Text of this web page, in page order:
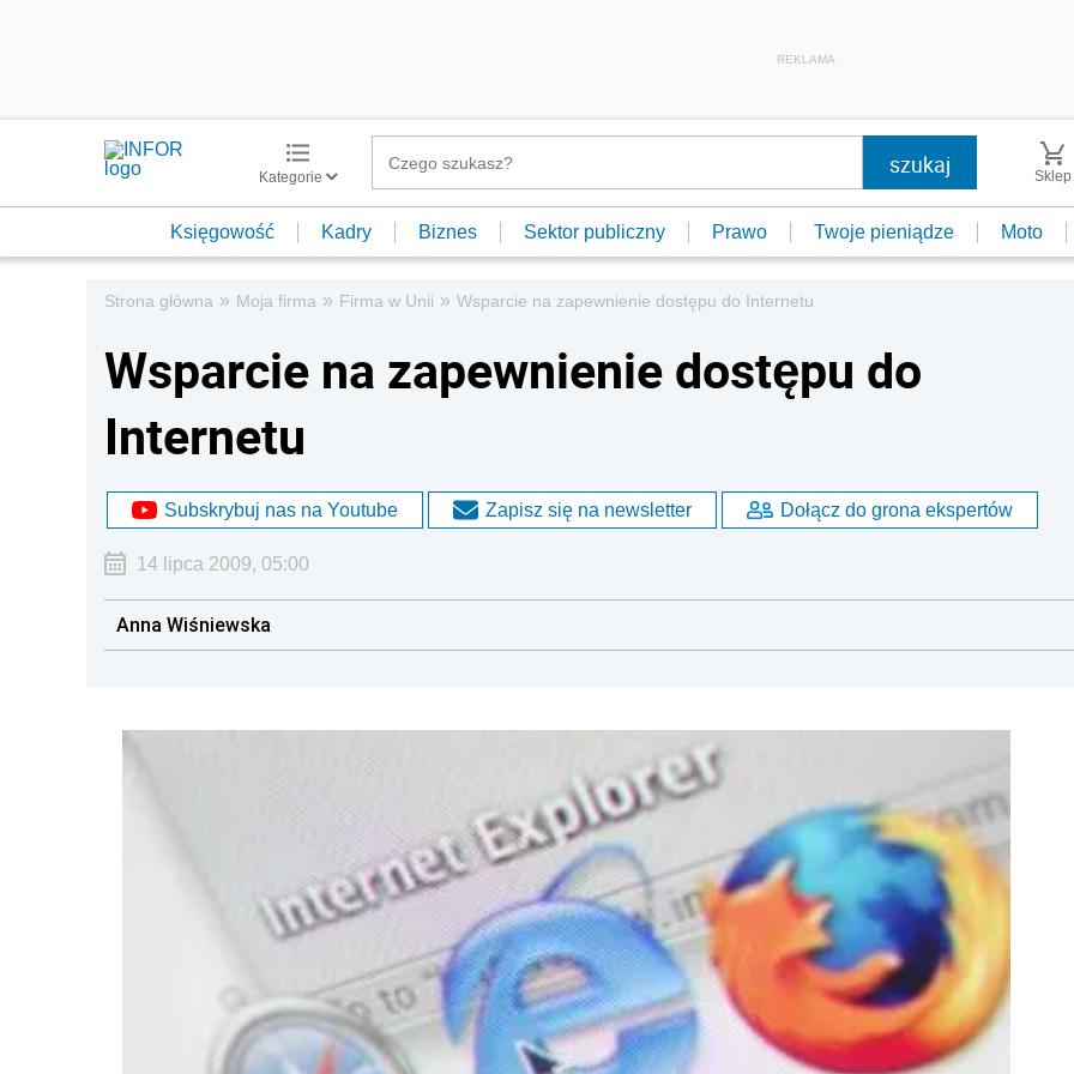
REKLAMA
Kategorie Sklep
Księgowość Kadry Biznes Sektor publiczny Prawo Twoje pieniądze Moto
Strona główna » Moja firma » Firma w Unii » Wsparcie na zapewnienie dostępu do Internetu
Wsparcie na zapewnienie dostępu do
Internetu
Subskrybuj nas na Youtube Zapisz się na newsletter Dołącz do grona ekspertów
14 lipca 2009, 05:00
Anna Wiśniewska